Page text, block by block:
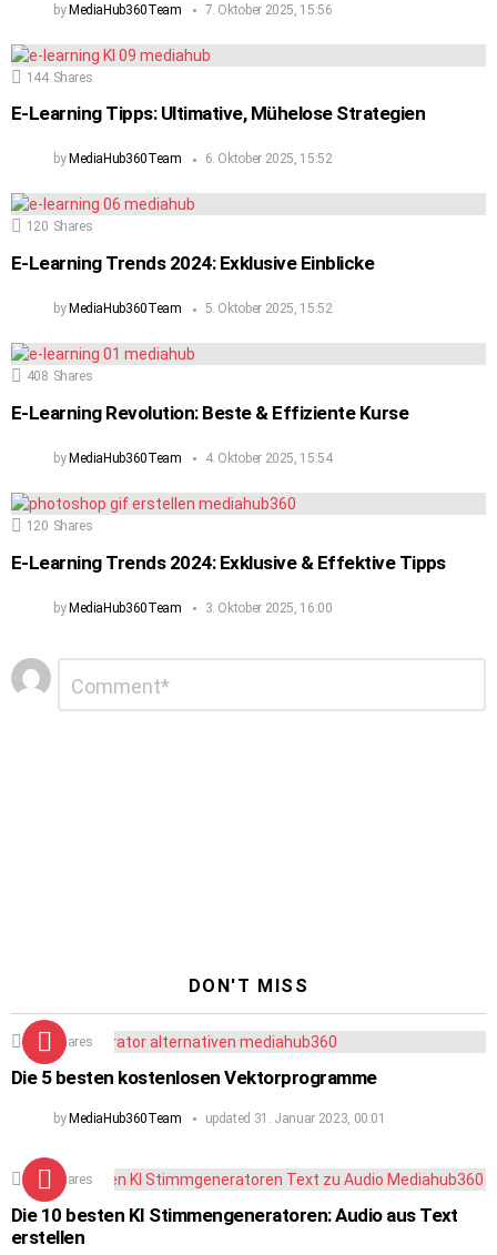
byMediaHub360Team 7. Oktober 2025, 15:56
144 Shares
E-Learning Tipps: Ultimative, Mühelose Strategien
by MediaHub360Team 6. Oktober 2025, 15:52
120 Shares
E-Learning Trends 2024: Exklusive Einblicke
by MediaHub360Team 5. Oktober 2025, 15:52
408 Shares
E-Learning Revolution: Beste & Effiziente Kurse
by MediaHub360Team 4. Oktober 2025, 15:54
120 Shares
E-Learning Trends 2024: Exklusive & Effektive Tipps
byMediaHub360Team 3. Oktober 2025, 16:00
Schreibe
einen
Kommentar
DON'T MISS
Shares
Die 5 besten kostenlosen Vektorprogramme
byMediaHub360Team updated 31. Januar 2023, 00:01
Shares
Die 10 besten KI Stimmengeneratoren: Audio aus Text
erstellen